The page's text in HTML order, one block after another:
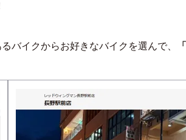
バイクからお好きなバイクを選んで、